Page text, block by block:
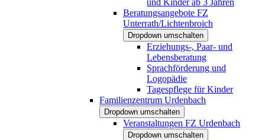
Beratungsangebote FZ
Unterrath/Lichtenbroich
Dropdown umschalten
Erziehungs-, Paar- und
Lebensberatung
Sprachförderung und
Logopädie
Tagespflege für Kinder
Familienzentrum Urdenbach
Dropdown umschalten
Veranstaltungen FZ Urdenbach
Dropdown umschalten